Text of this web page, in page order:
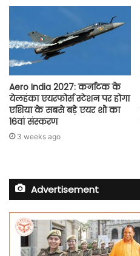
Aero India 2027: कर्नाटक के
येलहंका एयरफोर्स स्टेशन पर होगा
एशिया के सबसे बड़े एयर शो का
16वां संस्करण
3 weeks ago
Advertisement